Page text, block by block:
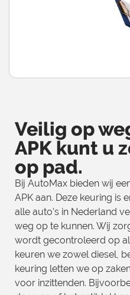
Veilig op
APK kunt u
op pad.
Bij AutoMax bieden wij
APK aan. Deze keuring is
alle auto’s in Nederland
weg op te kunnen. Wij
wordt gecontroleerd op
keuren we zowel diesel,
keuring letten we op
voor inzittenden.